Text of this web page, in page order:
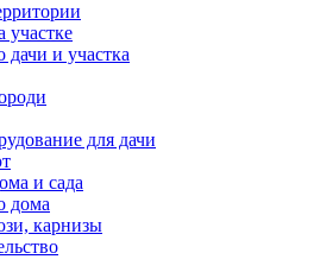
участке
дачи и участка
для дачи
и сада
дома
карнизы